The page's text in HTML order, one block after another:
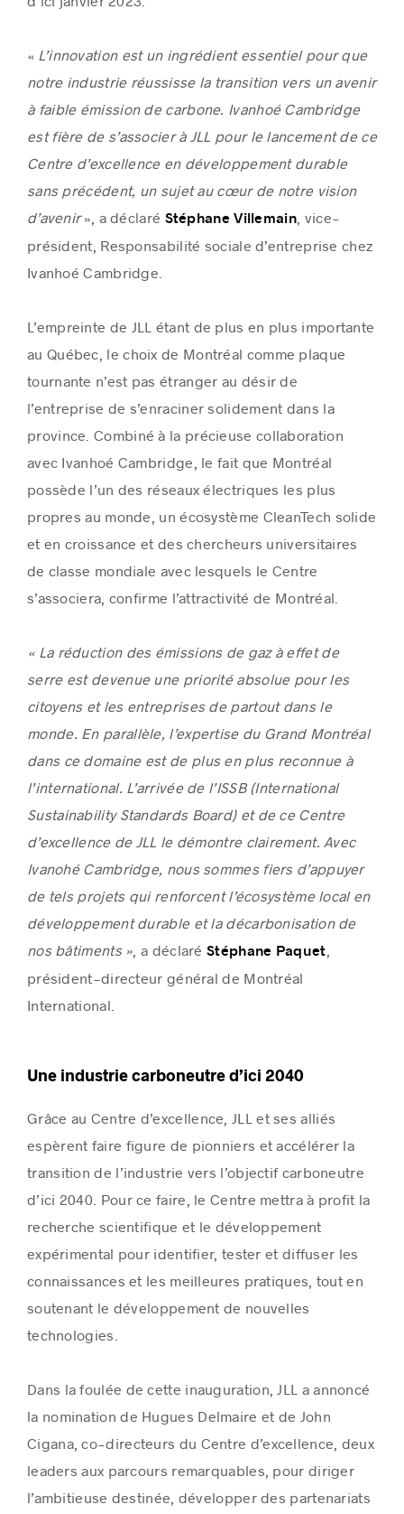
« L’innovation est un ingrédient essentiel pour que
notre industrie réussisse la transition vers un avenir
à faible émission de carbone. Ivanhoé Cambridge
est fière de s’associer à JLL pour le lancement de ce
Centre d’excellence en développement durable
sans précédent, un sujet au cœur de notre vision
d’avenir», a déclaré Stéphane Villemain, vice-
président, Responsabilité sociale d’entreprise chez
Ivanhoé Cambridge.
L’empreinte de JLL étant de plus en plus importante
au Québec, le choix de Montréal comme plaque
tournante n’est pas étranger au désir de
l’entreprise de s’enraciner solidement dans la
province. Combiné à la précieuse collaboration
avec Ivanhoé Cambridge, le fait que Montréal
possède l’un des réseaux électriques les plus
propres au monde, un écosystème CleanTech solide
et en croissance et des chercheurs universitaires
de classe mondiale avec lesquels le Centre
s’associera, confirme l’attractivité de Montréal.
« La réduction des émissions de gaz à effet de
serre est devenue une priorité absolue pour les
citoyens et les entreprises de partout dans le
monde. En parallèle, l’expertise du Grand Montréal
dans ce domaine est de plus en plus reconnue à
l’international. L’arrivée de l’ISSB (International
Sustainability Standards Board) et de ce Centre
d’excellence de JLL le démontre clairement. Avec
Ivanohé Cambridge, nous sommes fiers d’appuyer
de tels projets qui renforcent l’écosystème local en
développement durable et la décarbonisation de
nos bâtiments », a déclaréStéphane Paquet,
président-directeur général de Montréal
International.
Une industrie carboneutre d’ici 2040
Grâce au Centre d’excellence, JLL et ses alliés
espèrent faire figure de pionniers et accélérer la
transition de l’industrie vers l’objectif carboneutre
d’ici 2040. Pour ce faire, le Centre mettra à profit la
recherche scientifique et le développement
expérimental pour identifier, tester et diffuser les
connaissances et les meilleures pratiques, tout en
soutenant le développement de nouvelles
technologies.
Dans la foulée de cette inauguration, JLL a annoncé
la nomination de Hugues Delmaire et de John
Cigana, co-directeurs du Centre d’excellence, deux
leaders aux parcours remarquables, pour diriger
l’ambitieuse destinée, développer des partenariats